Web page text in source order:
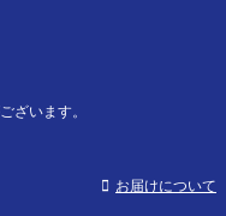
ざいます。
お届けについて